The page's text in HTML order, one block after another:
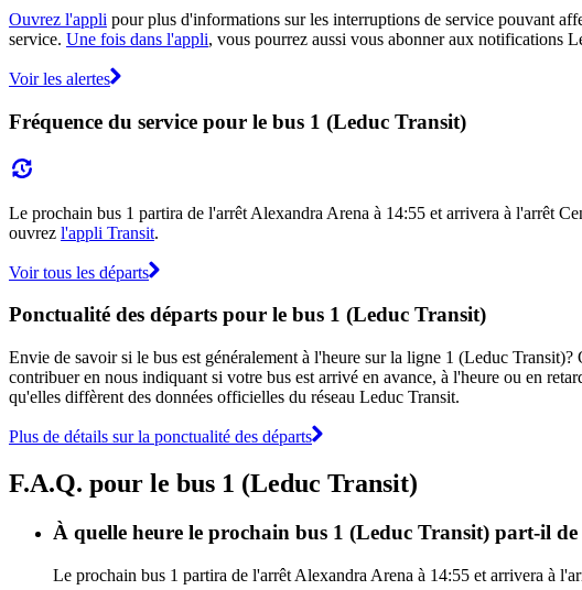
Ouvrez l'appli pour plus d'informations sur les interruptions de service pouvant
service. Une fois dans l'appli, vous pourrez aussi vous abonner aux notifications
Voir les alertes
Fréquence du service pour le bus 1 (Leduc Transit)
Le prochain bus 1 partira de l'arrêt Alexandra Arena à 14:55 et arrivera à l'arrêt
ouvrez l'appli Transit.
Voir tous les départs
Ponctualité des départs pour le bus 1 (Leduc Transit)
Envie de savoir si le bus est généralement à l'heure sur la ligne 1 (Leduc Transit)?
contribuer en nous indiquant si votre bus est arrivé en avance, à l'heure ou en
qu'elles diffèrent des données officielles du réseau Leduc Transit.
Plus de détails sur la ponctualité des départs
F.A.Q. pour le bus 1 (Leduc Transit)
À quelle heure le prochain bus 1 (Leduc Transit) part-il
Le prochain bus 1 partira de l'arrêt Alexandra Arena à 14:55 et arrivera à